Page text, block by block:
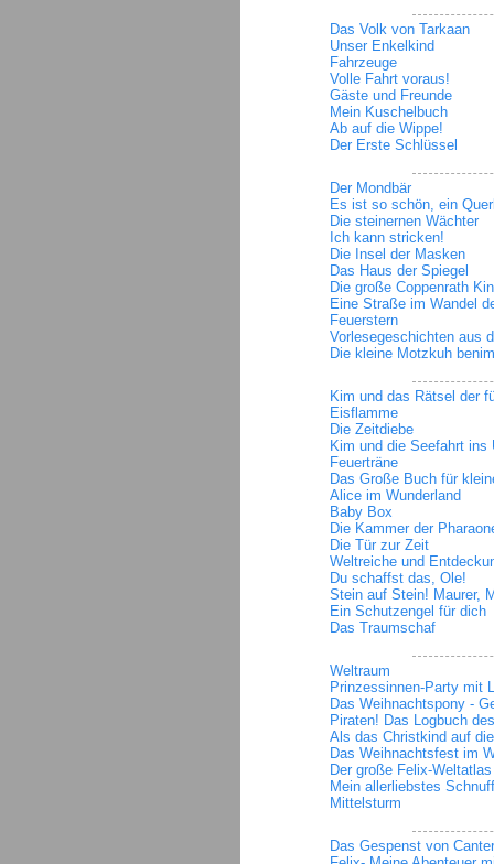
Das Volk von Tarkaan
Unser Enkelkind
Fahrzeuge
Volle Fahrt voraus!
Gäste und Freunde
Mein Kuschelbuch
Ab auf die Wippe!
Der Erste Schlüssel
Der Mondbär
Es ist so schön, ein
Die steinernen Wächter
Ich kann stricken!
Die Insel der Masken
Das Haus der Spiegel
Die große Coppenrath
Eine Straße im Wandel
Feuerstern
Vorlesegeschichten aus
Die kleine Motzkuh
Kim und das Rätsel der
Eisflamme
Die Zeitdiebe
Kim und die Seefahrt ins
Feuerträne
Das Große Buch für
Alice im Wunderland
Baby Box
Die Kammer der
Die Tür zur Zeit
Weltreiche und
Du schaffst das, Ole!
Stein auf Stein! Maurer,
Ein Schutzengel für dich
Das Traumschaf
Weltraum
Prinzessinnen-Party mit
Das Weihnachtspony -
Piraten! Das Logbuch
Als das Christkind auf
Das Weihnachtsfest im
Der große Felix-Weltatlas
Mein allerliebstes
Mittelsturm
Das Gespenst von